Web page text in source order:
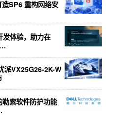
SP6 重构网络安
体验，助力在
派VX25G26-2K-W
索软件防护功能